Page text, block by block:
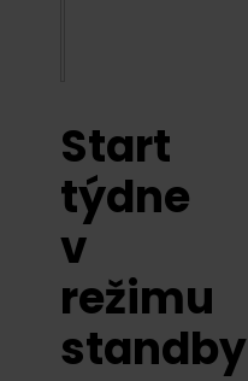
Start
týdne
v
režimu
standby